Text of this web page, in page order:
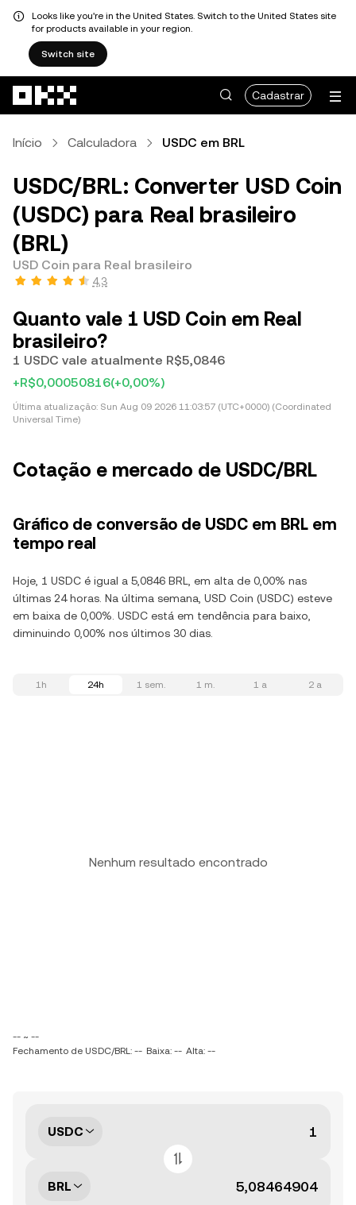
Looks like you're in the United States. Switch to the United States site
for products available in your region.
Switch site
Cadastrar
Início Calculadora USDC em BRL
USDC/BRL: Converter USD Coin
(USDC) para Real brasileiro
(BRL)
USD Coin para Real brasileiro
4,3
Quanto vale 1 USD Coin em Real
brasileiro?
1 USDC vale atualmente R$5,0846
+R$0,00050816(+0,00%)
Última atualização: Sun Aug 09 2026 11:03:57 (UTC+0000) (Coordinated
Universal Time)
Cotação e mercado de USDC/BRL
Gráfico de conversão de USDC em BRL em
tempo real
Hoje, 1 USDC é igual a 5,0846 BRL, em alta de 0,00% nas
últimas 24 horas. Na última semana, USD Coin (USDC) esteve
em baixa de 0,00%. USDC está em tendência para baixo,
diminuindo 0,00% nos últimos 30 dias.
1h 24h 1 sem. 1 m. 1 a 2 a
Nenhum resultado encontrado
-- ~ --
Fechamento de USDC/BRL: -- Baixa: -- Alta: --
USDC
BRL